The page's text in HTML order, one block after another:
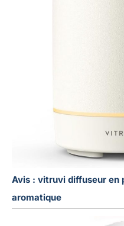
Avis : vitruvi diffuseur en
aromatique